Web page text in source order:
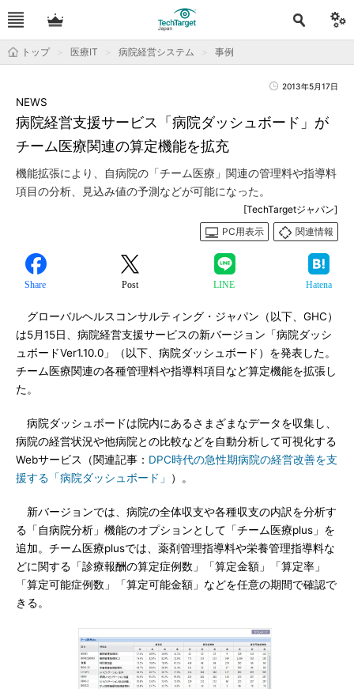
トップ 医療IT 病院経営システム 事例
2013年5月17日
病院経営支援サービス「病院ダッシュボード」が
チーム医療関連の算定機能を拡充
NEWS
機能拡張により、自病院の「チーム医療」関連の管理料や指導料
項目の分析、見込み値の予測などが可能になった。
[TechTargetジャパン]
PC用表示
関連情報
Share Post LINE Hatena
グローバルヘルスコンサルティング・ジャパン（以下、GHC）
は5月15日、病院経営支援サービスの新バージョン「病院ダッシ
ュボードVer1.10.0」（以下、病院ダッシュボード）を発表した。
チーム医療関連の各種管理料や指導料項目など算定機能を拡張し
た。
病院ダッシュボードは院内にあるさまざまなデータを収集し、
病院の経営状況や他病院との比較などを自動分析して可視化する
Webサービス（関連記事： DPC時代の急性期病院の経営改善を支
援する「病院ダッシュボード」
）。
新バージョンでは、病院の全体収支や各種収支の内訳を分析す
る「自病院分析」機能のオプションとして「チーム医療plus」を
追加。チーム医療plusでは、薬剤管理指導料や栄養管理指導料な
どに関する「診療報酬の算定症例数」「算定金額」「算定率」
「算定可能症例数」「算定可能金額」などを任意の期間で確認で
きる。